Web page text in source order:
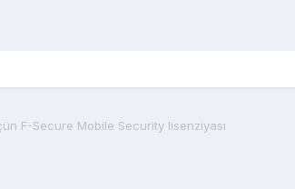
F-Secure Mobile Security lisenziyası